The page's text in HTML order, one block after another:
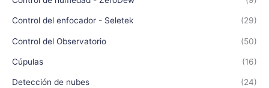
Control del enfocador - Seletek (29)
Control del Observatorio (50)
Cúpulas (16)
Detección de nubes (24)